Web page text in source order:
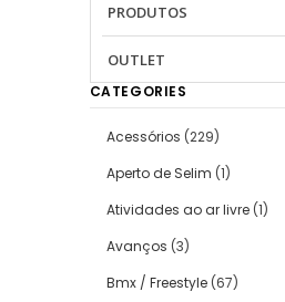
PRODUTOS
OUTLET
CATEGORIES
Acessórios (229)
Aperto de Selim (1)
Atividades ao ar livre (1)
Avanços (3)
Bmx / Freestyle (67)